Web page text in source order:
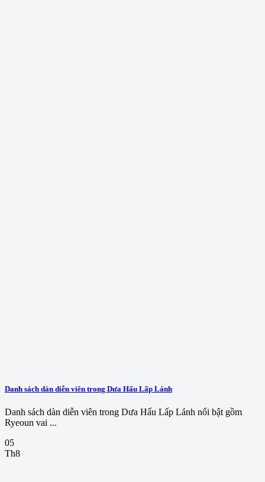
Danh sách dàn diễn viên trong Dưa Hấu Lấp Lánh
Danh sách dàn diễn viên trong Dưa Hấu Lấp Lánh nổi bật gồm
Ryeoun vai ...
05
Th8